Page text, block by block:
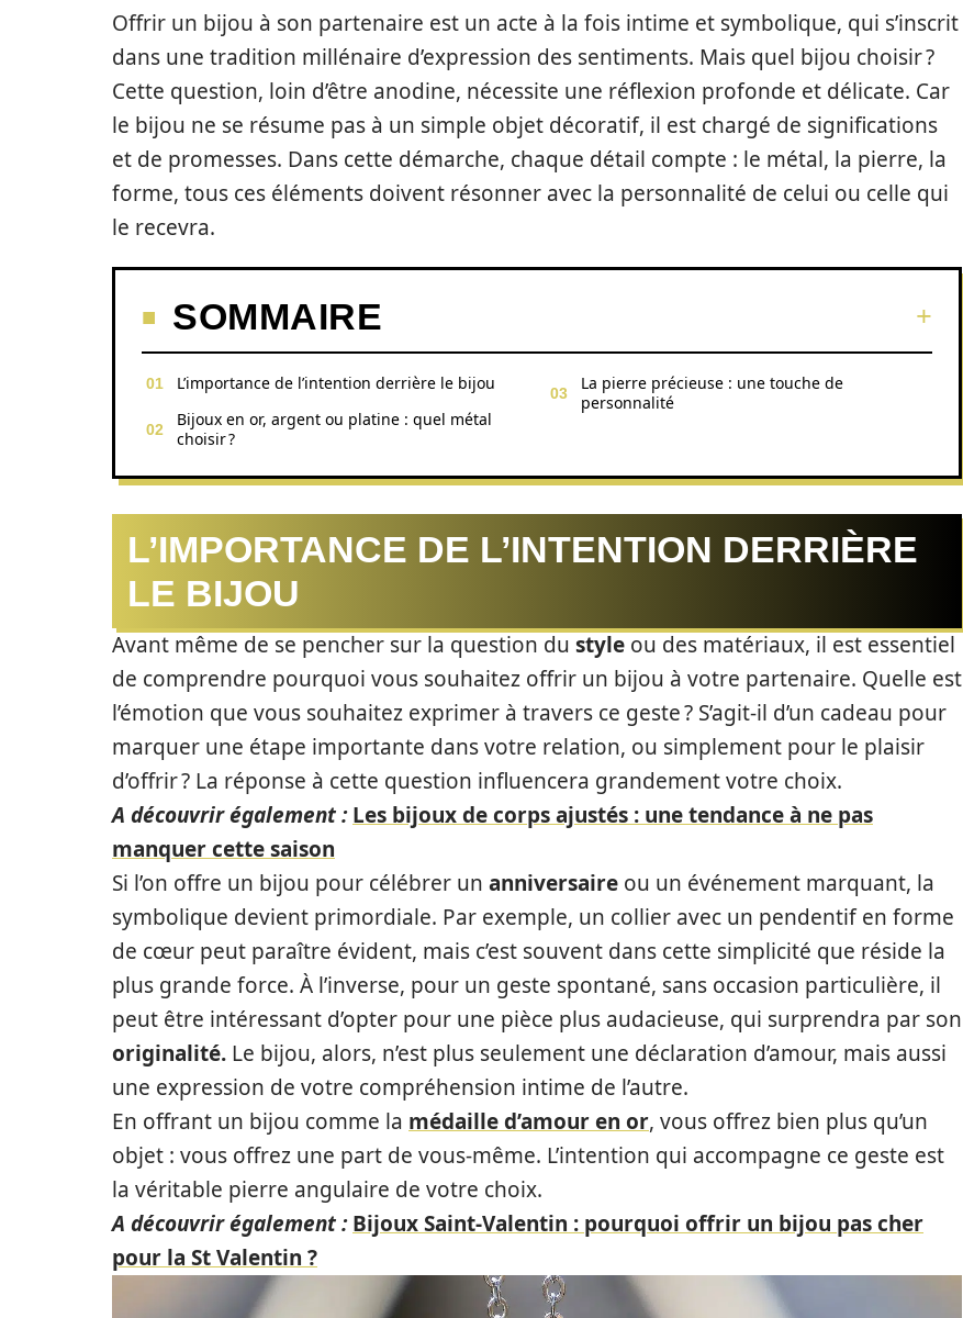
Offrir un bijou à son partenaire est un acte à la fois intime et symbolique, qui s’inscrit
dans une tradition millénaire d’expression des sentiments. Mais quel bijou choisir ?
Cette question, loin d’être anodine, nécessite une réflexion profonde et délicate. Car
le bijou ne se résume pas à un simple objet décoratif, il est chargé de significations
et de promesses. Dans cette démarche, chaque détail compte : le métal, la pierre, la
forme, tous ces éléments doivent résonner avec la personnalité de celui ou celle qui
le recevra.
SOMMAIRE
L’importance de l’intention derrière le bijou
Bijoux en or, argent ou platine : quel métal
choisir ?
La pierre précieuse : une touche de
personnalité
L’IMPORTANCE DE L’INTENTION DERRIÈRE
LE BIJOU
Avant même de se pencher sur la question du style ou des matériaux, il est essentiel
de comprendre pourquoi vous souhaitez offrir un bijou à votre partenaire. Quelle est
l’émotion que vous souhaitez exprimer à travers ce geste ? S’agit-il d’un cadeau pour
marquer une étape importante dans votre relation, ou simplement pour le plaisir
d’offrir ? La réponse à cette question influencera grandement votre choix.
A découvrir également : Les bijoux de corps ajustés : une tendance à ne pas
manquer cette saison
Si l’on offre un bijou pour célébrer un anniversaire ou un événement marquant, la
symbolique devient primordiale. Par exemple, un collier avec un pendentif en forme
de cœur peut paraître évident, mais c’est souvent dans cette simplicité que réside la
plus grande force. À l’inverse, pour un geste spontané, sans occasion particulière, il
peut être intéressant d’opter pour une pièce plus audacieuse, qui surprendra par son
originalité. Le bijou, alors, n’est plus seulement une déclaration d’amour, mais aussi
une expression de votre compréhension intime de l’autre.
En offrant un bijou comme la médaille d’amour en or, vous offrez bien plus qu’un
objet : vous offrez une part de vous-même. L’intention qui accompagne ce geste est
la véritable pierre angulaire de votre choix.
A découvrir également : Bijoux Saint-Valentin : pourquoi offrir un bijou pas cher
pour la St Valentin ?